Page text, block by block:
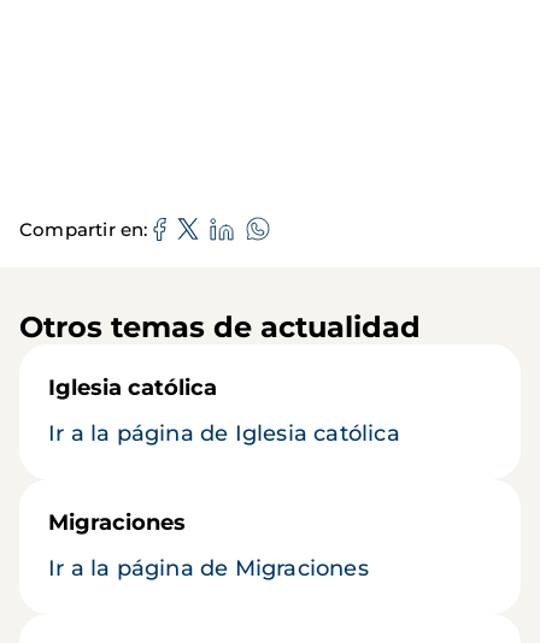
Compartir en
Otros temas de actualidad
Iglesia católica
Ir a la página de Iglesia católica
Migraciones
Ir a la página de Migraciones